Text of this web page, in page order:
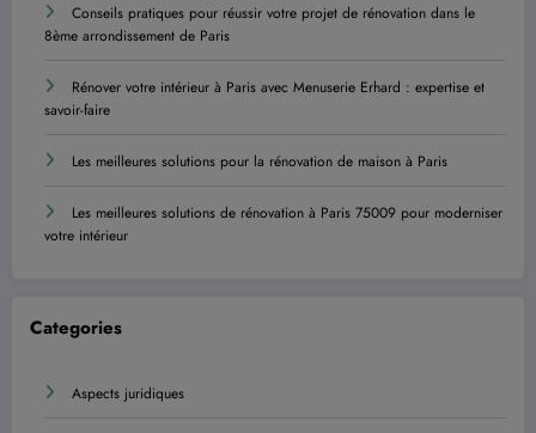
Conseils pratiques pour réussir votre projet de rénovation dans le
8ème arrondissement de Paris
Rénover votre intérieur à Paris avec Menuserie Erhard : expertise et
savoir-faire
Les meilleures solutions pour la rénovation de maison à Paris
Les meilleures solutions de rénovation à Paris 75009 pour moderniser
votre intérieur
Categories
Aspects juridiques